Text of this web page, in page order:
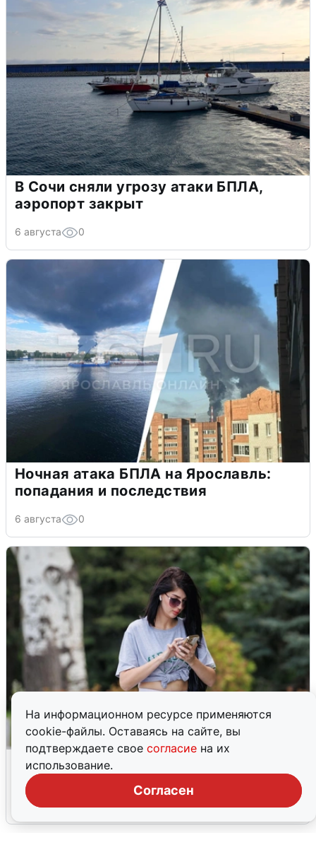
На информационном ресурсе применяются
cookie-файлы. Оставаясь на сайте, вы
подтверждаете свое согласие на их
использование.
Согласен
В Сочи сняли угрозу атаки БПЛА,
аэропорт закрыт
6 августа 0
Ночная атака БПЛА на Ярославль:
попадания и последствия
6 августа 0
Волгоградцы остались без
мобильного интернета
6 августа 0